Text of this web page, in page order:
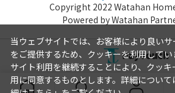
Copyright 2022 Watahan
Powered by Watahan
当ウェブサイトでは、お客様により良いサ
をご提供するため、クッキーを利用してい
サイト利用を継続することにより、クッキ
用に同意するものとします。詳細について